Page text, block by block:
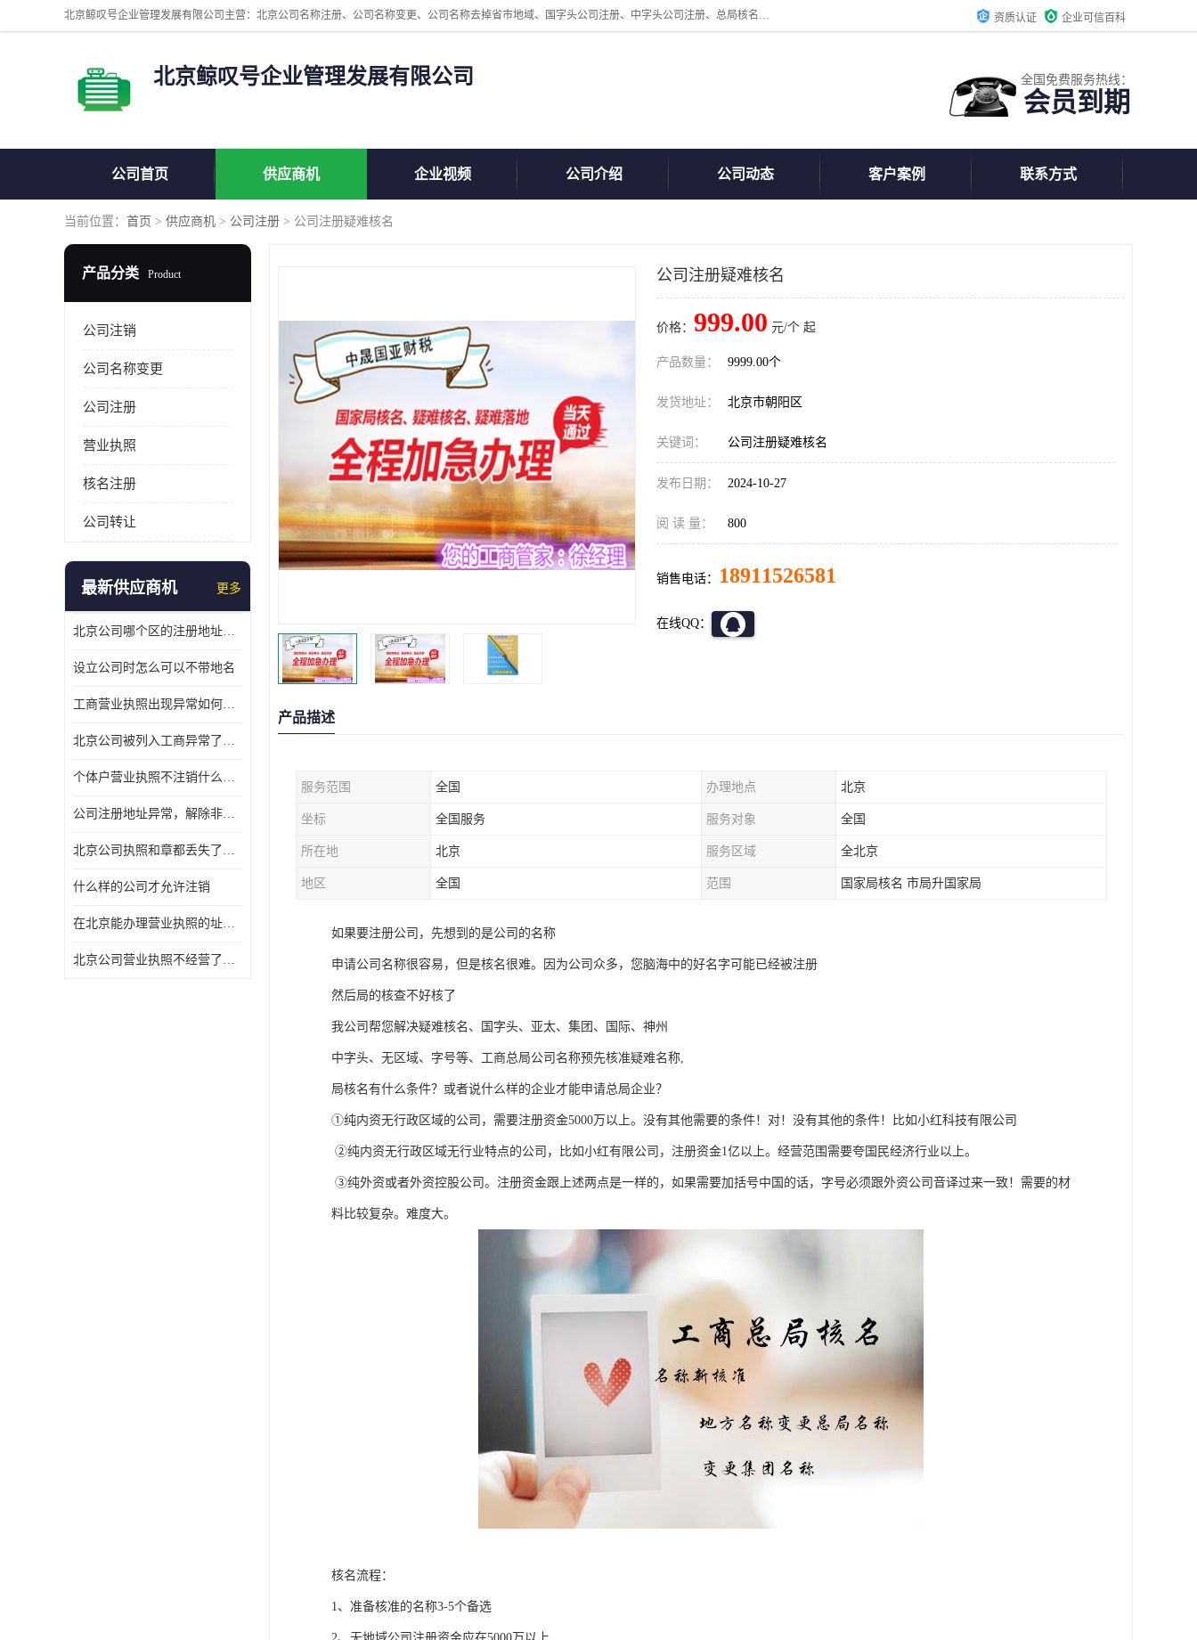
北京鲸叹号企业管理发展有限公司主营：北京公司名称注册、公司名称变更、公司名称去掉省市地域、国字头公司注册、中字头公司注册、总局核名注册等业务，全国统一热线电话：*。北京鲸叹号企业管理发展有限公司在职员工51人，我们有zui好的产品和技术团队，我们为客户提供较好的产品，良好的技术支持，健全的售后服务。 资质认证 企业可信百科
北京鲸叹号企业管理发展有限公司 全国免费服务热线：
会员到期
公司首页 供应商机 企业视频 公司介绍 公司动态 客户案例 联系方式
当前位置： 首页 > 供应商机 > 公司注册 > 公司注册疑难核名
产品分类 Product
公司注销
公司名称变更
公司注册
营业执照
核名注册
公司转让
最新供应商机 更多
北京公司哪个区的注册地址靠谱
设立公司时怎么可以不带地名
工商营业执照出现异常如何处理
北京公司被列入工商异常了该怎么处理呢？
个体户营业执照不注销什么后果？
公司注册地址异常，解除非正常所需资料及流程
北京公司执照和章都丢失了怎么注销
什么样的公司才允许注销
在北京能办理营业执照的址什么费用
北京公司营业执照不经营了一定要注销吗
公司注册疑难核名
价格： 999.00 元/个 起
产品数量： 9999.00个
发货地址： 北京市朝阳区
关键词： 公司注册疑难核名
发布日期： 2024-10-27
阅 读 量： 800
销售电话： 18911526581
在线QQ：
产品描述
服务范围 全国 办理地点 北京
坐标 全国服务 服务对象 全国
所在地 北京 服务区域 全北京
地区 全国 范围 国家局核名 市局升国家局
如果要注册公司，先想到的是公司的名称
申请公司名称很容易，但是核名很难。因为公司众多，您脑海中的好名字可能已经被注册
然后局的核查不好核了
我公司帮您解决疑难核名、国字头、亚太、集团、国际、神州
中字头、无区域、字号等、工商总局公司名称预先核准疑难名称,
局核名有什么条件？或者说什么样的企业才能申请总局企业？
①纯内资无行政区域的公司，需要注册资金5000万以上。没有其他需要的条件！对！没有其他的条件！比如小红科技有限公司
②纯内资无行政区域无行业特点的公司，比如小红有限公司，注册资金1亿以上。经营范围需要夸国民经济行业以上。
③纯外资或者外资控股公司。注册资金跟上述两点是一样的，如果需要加括号中国的话，字号必须跟外资公司音译过来一致！需要的材
料比较复杂。难度大。
核名流程：
1、准备核准的名称3-5个备选